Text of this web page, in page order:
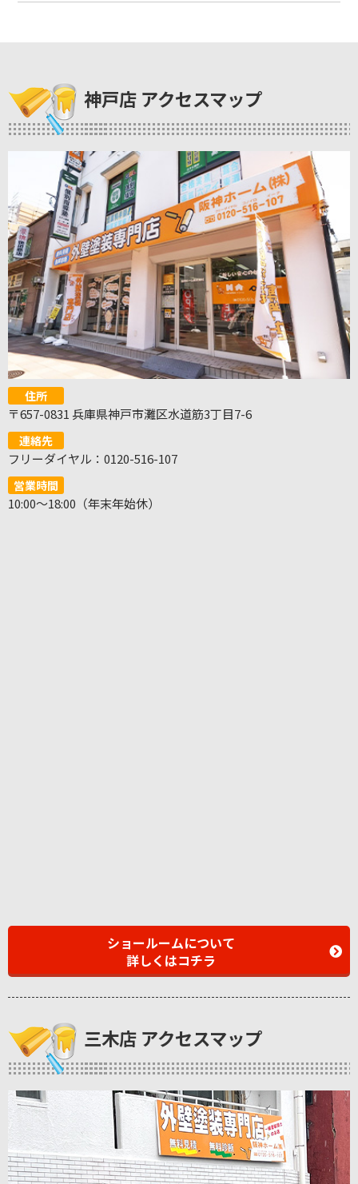
神戸店 アクセスマップ
住所
〒657-0831 兵庫県神戸市灘区水道筋3丁目7-6
連絡先
フリーダイヤル：0120-516-107
営業時間
10:00～18:00（年末年始休）
ショールームについて
詳しくはコチラ
三木店 アクセスマップ